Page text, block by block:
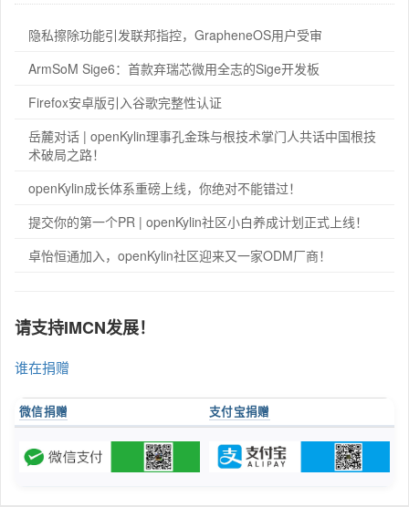
隐私擦除功能引发联邦指控，GrapheneOS用户受审
ArmSoM Sige6：首款弃瑞芯微用全志的Sige开发板
Firefox安卓版引入谷歌完整性认证
岳麓对话 | openKylin理事孔金珠与根技术掌门人共话中国根技
术破局之路！
openKylin成长体系重磅上线，你绝对不能错过！
提交你的第一个PR | openKylin社区小白养成计划正式上线！
卓怡恒通加入，openKylin社区迎来又一家ODM厂商！
请支持IMCN发展！
谁在捐赠
微信捐赠 支付宝捐赠